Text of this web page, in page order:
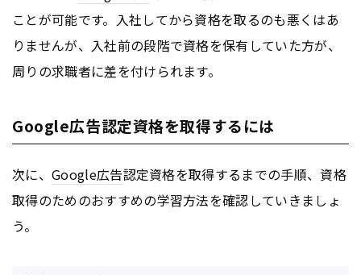
ことが可能です。入社してから資格を取るのも悪くはあ
りませんが、入社前の段階で資格を保有していた方が、
周りの求職者に差を付けられます。
Google広告認定資格を取得するには
次に、 Google広告認定資格を取得するまでの手順、資格
取得のためのおすすめの学習方法を確認していきましょ
う。